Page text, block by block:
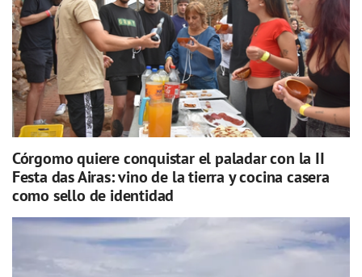
Córgomo quiere conquistar el paladar con la II
Festa das Airas: vino de la tierra y cocina casera
como sello de identidad